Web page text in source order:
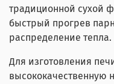
традиционной сухой
быстрый прогрев
распределение тепла.
Для изготовления